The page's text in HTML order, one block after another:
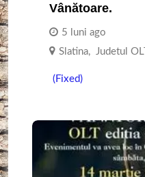
Vânătoare.
5 luni ago
Slatina, Judetul OLT
(Fixed)